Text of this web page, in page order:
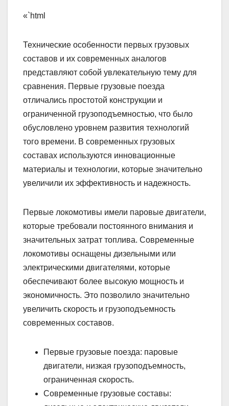
«`html
Технические особенности первых грузовых
составов и их современных аналогов
представляют собой увлекательную тему для
сравнения. Первые грузовые поезда
отличались простотой конструкции и
ограниченной грузоподъемностью, что было
обусловлено уровнем развития технологий
того времени. В современных грузовых
составах используются инновационные
материалы и технологии, которые значительно
увеличили их эффективность и надежность.
Первые локомотивы имели паровые двигатели,
которые требовали постоянного внимания и
значительных затрат топлива. Современные
локомотивы оснащены дизельными или
электрическими двигателями, которые
обеспечивают более высокую мощность и
экономичность. Это позволило значительно
увеличить скорость и грузоподъемность
современных составов.
Первые грузовые поезда: паровые
двигатели, низкая грузоподъемность,
ограниченная скорость.
Современные грузовые составы: